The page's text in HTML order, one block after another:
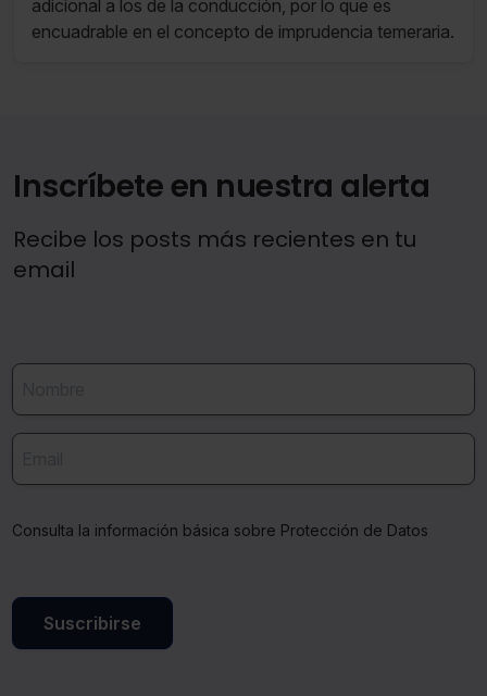
adicional a los de la conducción, por lo que es
encuadrable en el concepto de imprudencia temeraria.
Inscríbete en nuestra alerta
Recibe los posts más recientes en tu
email
Consulta la información básica sobre Protección de Datos
Suscribirse